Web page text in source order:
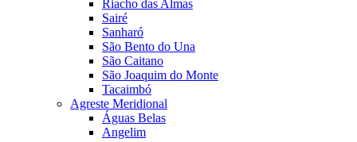
Riacho das Almas
Sairé
Sanharó
São Bento do Una
São Caitano
São Joaquim do Monte
Tacaimbó
Agreste Meridional
Águas Belas
Angelim